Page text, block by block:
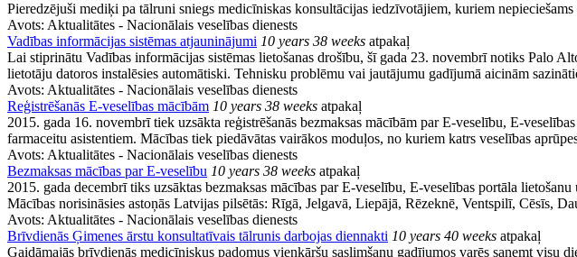
Pieredzējuši mediķi pa tālruni sniegs medicīniskas konsultācijas iedzīvotājiem, kuriem
Avots: Aktualitātes - Nacionālais veselības dienests
Vadības informācijas sistēmas atjauninājumi 10 years 38 weeks atpakaļ
Lai stiprinātu Vadības informācijas sistēmas lietošanas drošību, šī gada 23. novembrī notiks Palo
lietotāju datoros instalēsies automātiski. Tehnisku problēmu vai jautājumu gadījumā aicinām
Avots: Aktualitātes - Nacionālais veselības dienests
Reģistrēšanās E-veselības mācībām 10 years 38 weeks atpakaļ
2015. gada 16. novembrī tiek uzsākta reģistrēšanās bezmaksas mācībām par E-veselību, E-
farmaceitu asistentiem. Mācības tiek piedāvātas vairākos moduļos, no kuriem katrs veselības
Avots: Aktualitātes - Nacionālais veselības dienests
Bezmaksas mācības par E-veselību 10 years 38 weeks atpakaļ
2015. gada decembrī tiks uzsāktas bezmaksas mācības par E-veselību, E-veselības portāla
Mācības norisināsies astoņās Latvijas pilsētās: Rīgā, Jelgavā, Liepājā, Rēzeknē, Ventspilī, Cēsīs,
Avots: Aktualitātes - Nacionālais veselības dienests
Brīvdienās Ģimenes ārstu konsultatīvais tālrunis darbojas diennakti 10 years 40 weeks atpakaļ
Gaidāmajās brīvdienās medicīniskus padomus vienkāršu saslimšanu gadījumos varēs saņemt